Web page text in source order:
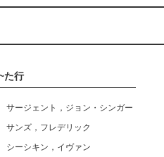
た行
サージェント，ジョン・シンガー
サンズ，フレデリック
シーシキン，イヴァン